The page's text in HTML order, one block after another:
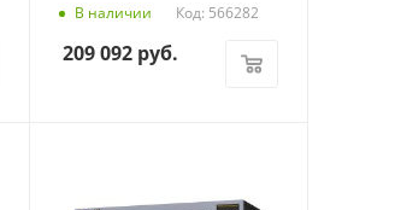
В наличии Код: 566282
209 092 руб.